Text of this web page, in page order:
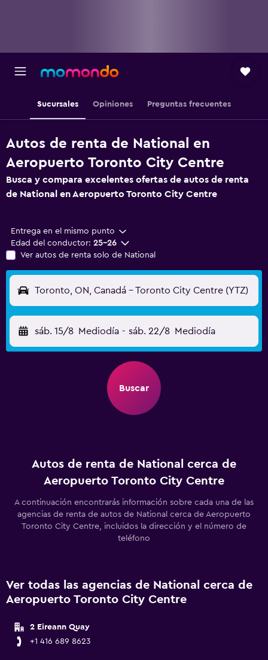
Sucursales Opiniones Preguntas frecuentes
Autos de renta de National en
Aeropuerto Toronto City Centre
Busca y compara excelentes ofertas de autos de renta
de National en Aeropuerto Toronto City Centre
Entrega en el mismo punto
Edad del conductor: 25-26
Ver autos de renta solo de National
Toronto, ON, Canadá - Toronto City Centre (YTZ)
sáb. 15/8 Mediodía - sáb. 22/8 Mediodía
Buscar
Autos de renta de National cerca de
Aeropuerto Toronto City Centre
A continuación encontrarás información sobre cada una de las
agencias de renta de autos de National cerca de Aeropuerto
Toronto City Centre, incluidos la dirección y el número de
teléfono
Ver todas las agencias de National cerca de
Aeropuerto Toronto City Centre
2 Eireann Quay
+1 416 689 8623